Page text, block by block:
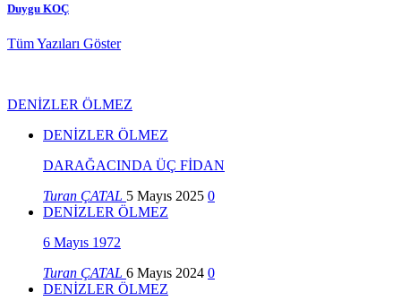
Duygu KOÇ
Tüm Yazıları Göster
DENİZLER ÖLMEZ
DENİZLER ÖLMEZ
DARAĞACINDA ÜÇ FİDAN
Turan ÇATAL 5 Mayıs 2025 0
DENİZLER ÖLMEZ
6 Mayıs 1972
Turan ÇATAL 6 Mayıs 2024 0
DENİZLER ÖLMEZ